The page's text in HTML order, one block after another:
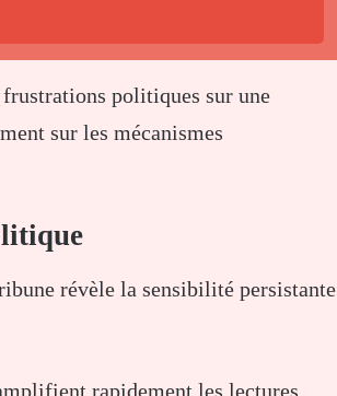
politiques sur une
sur les mécanismes
révèle la sensibilité persistante
rapidement les lectures